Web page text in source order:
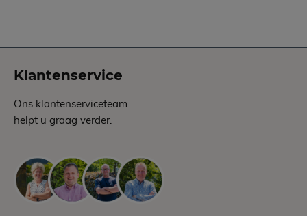
Klantenservice
Ons klantenserviceteam
helpt u graag verder.